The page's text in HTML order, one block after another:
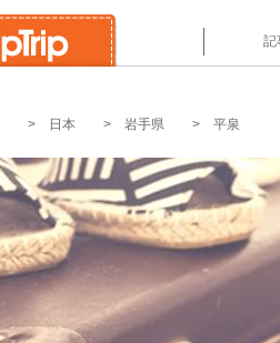
記
日本 岩手県 平泉